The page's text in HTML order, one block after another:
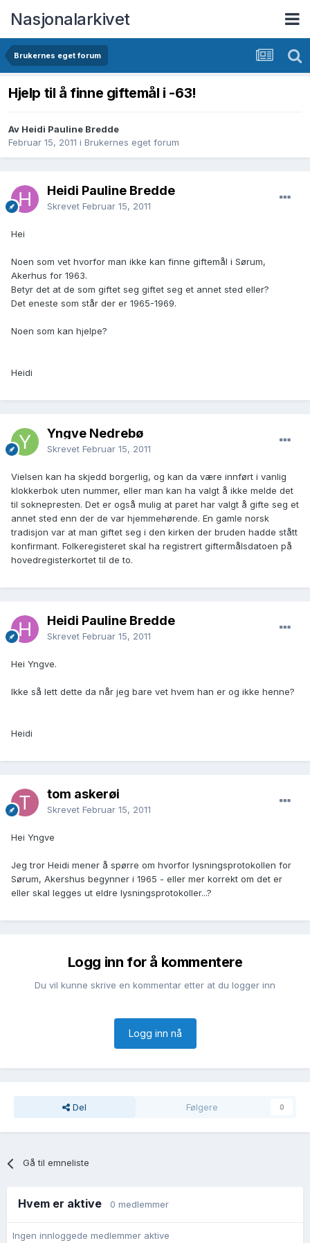
Nasjonalarkivet
Brukernes eget forum
Hjelp til å finne giftemål i -63!
Av Heidi Pauline Bredde
Februar 15, 2011 i Brukernes eget forum
Heidi Pauline Bredde
Skrevet Februar 15, 2011
Hei
Noen som vet hvorfor man ikke kan finne giftemål i Sørum,
Akerhus for 1963.
Betyr det at de som giftet seg giftet seg et annet sted eller?
Det eneste som står der er 1965-1969.
Noen som kan hjelpe?
Heidi
Yngve Nedrebø
Skrevet Februar 15, 2011
Vielsen kan ha skjedd borgerlig, og kan da være innført i vanlig
klokkerbok uten nummer, eller man kan ha valgt å ikke melde det
til soknepresten. Det er også mulig at paret har valgt å gifte seg et
annet sted enn der de var hjemmehørende. En gamle norsk
tradisjon var at man giftet seg i den kirken der bruden hadde stått
konfirmant. Folkeregisteret skal ha registrert giftermålsdatoen på
hovedregisterkortet til de to.
Heidi Pauline Bredde
Skrevet Februar 15, 2011
Hei Yngve.
Ikke så lett dette da når jeg bare vet hvem han er og ikke henne?
Heidi
tom askerøi
Skrevet Februar 15, 2011
Hei Yngve
Jeg tror Heidi mener å spørre om hvorfor lysningsprotokollen for
Sørum, Akershus begynner i 1965 - eller mer korrekt om det er
eller skal legges ut eldre lysningsprotokoller...?
Logg inn for å kommentere
Du vil kunne skrive en kommentar etter at du logger inn
Logg inn nå
Del Følgere 0
Gå til emneliste
Hvem er aktive 0 medlemmer
Ingen innloggede medlemmer aktive